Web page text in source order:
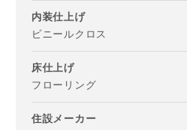
内装仕上げ
ビニールクロス
床仕上げ
フローリング
住設メーカー